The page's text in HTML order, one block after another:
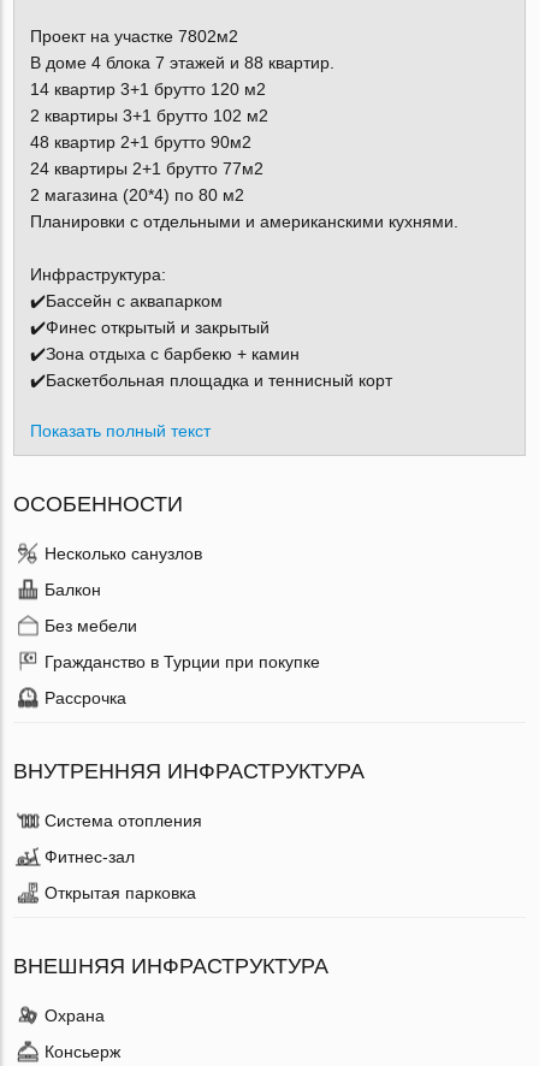
Проект на участке 7802м2
В доме 4 блока 7 этажей и 88 квартир.
14 квартир 3+1 брутто 120 м2
2 квартиры 3+1 брутто 102 м2
48 квартир 2+1 брутто 90м2
24 квартиры 2+1 брутто 77м2
2 магазина (20*4) по 80 м2
Планировки с отдельными и американскими кухнями.
Инфраструктура:
✔️Бассейн с аквапарком
✔️Финес открытый и закрытый
✔️Зона отдыха с барбекю + камин
✔️Баскетбольная площадка и теннисный корт
Показать полный текст
ОСОБЕННОСТИ
Несколько санузлов
Балкон
Без мебели
Гражданство в Турции при покупке
Рассрочка
ВНУТРЕННЯЯ ИНФРАСТРУКТУРА
Система отопления
Фитнес-зал
Открытая парковка
ВНЕШНЯЯ ИНФРАСТРУКТУРА
Охрана
Консьерж